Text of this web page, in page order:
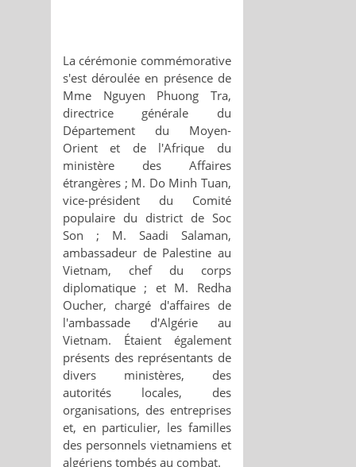
La cérémonie commémorative
s'est déroulée en présence de
Mme Nguyen Phuong Tra,
directrice générale du
Département du Moyen-
Orient et de l'Afrique du
ministère des Affaires
étrangères ; M. Do Minh Tuan,
vice-président du Comité
populaire du district de Soc
Son ; M. Saadi Salaman,
ambassadeur de Palestine au
Vietnam, chef du corps
diplomatique ; et M. Redha
Oucher, chargé d'affaires de
l'ambassade d'Algérie au
Vietnam. Étaient également
présents des représentants de
divers ministères, des
autorités locales, des
organisations, des entreprises
et, en particulier, les familles
des personnels vietnamiens et
algériens tombés au combat.